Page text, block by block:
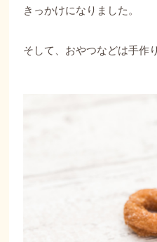
きっかけになりました。
そして、おやつなどは手作